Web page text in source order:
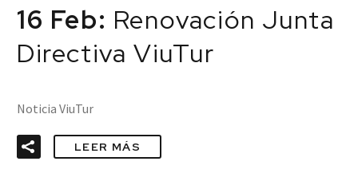
16 Feb: Renovación Junta
Directiva ViuTur
Noticia ViuTur
LEER MÁS